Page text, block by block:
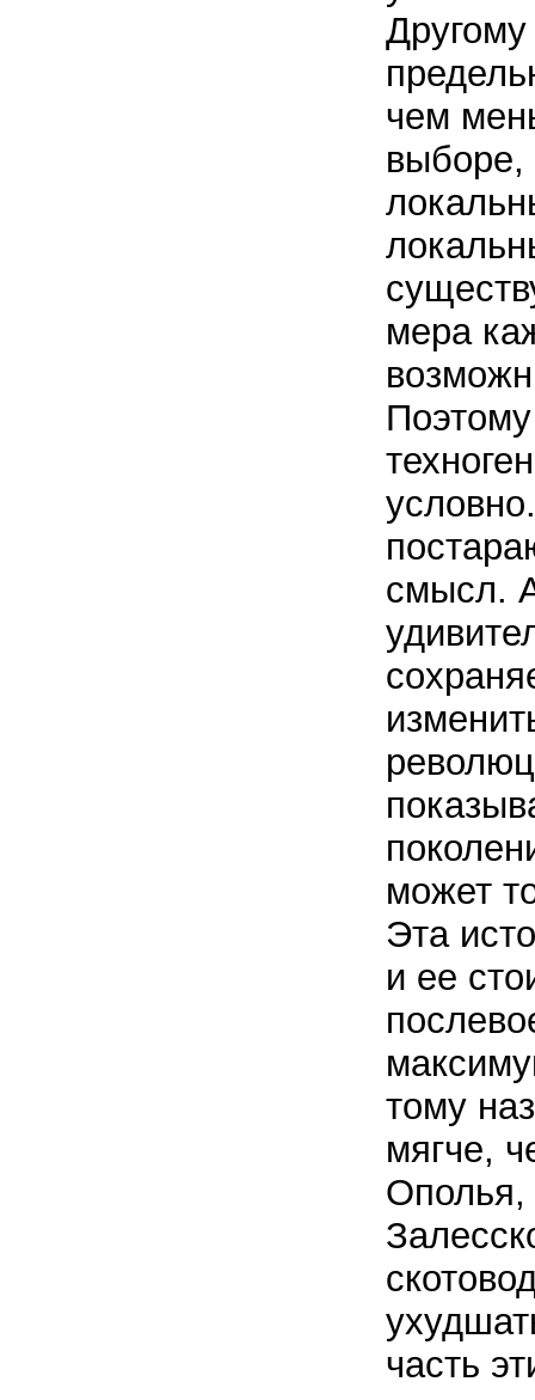
Другому
чем
мера
смысл.
может
Эта
и ее
тому
мягче,
Ополья,
часть